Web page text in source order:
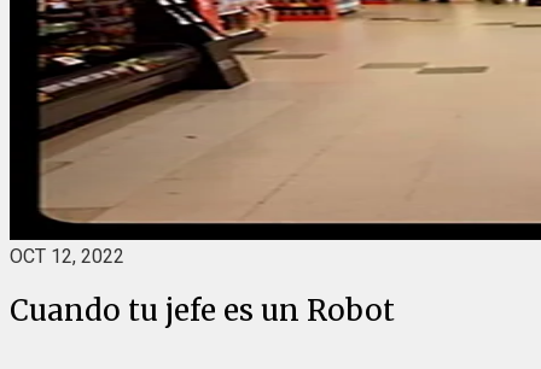
OCT 12, 2022
Cuando tu jefe es un Robot